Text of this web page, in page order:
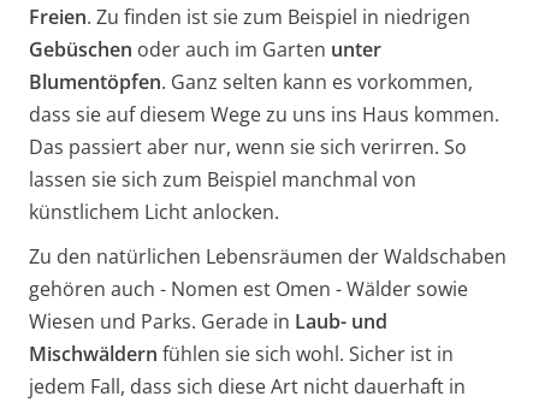
Freien. Zu finden ist sie zum Beispiel in niedrigen
Gebüschen oder auch im Garten unter
Blumentöpfen. Ganz selten kann es vorkommen,
dass sie auf diesem Wege zu uns ins Haus kommen.
Das passiert aber nur, wenn sie sich verirren. So
lassen sie sich zum Beispiel manchmal von
künstlichem Licht anlocken.
Zu den natürlichen Lebensräumen der Waldschaben
gehören auch - Nomen est Omen - Wälder sowie
Wiesen und Parks. Gerade in Laub- und
Mischwäldern fühlen sie sich wohl. Sicher ist in
jedem Fall, dass sich diese Art nicht dauerhaft in